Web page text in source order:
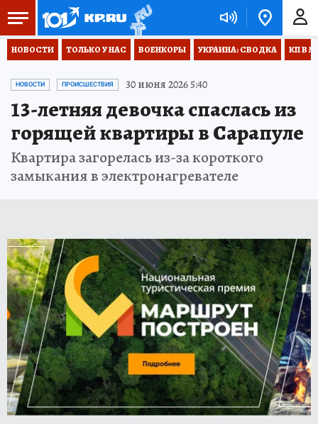
НОВОСТИ ТОЛЬКО У НАС ВОЕНКОРЫ УКРАИНА: СВОДКА КП В
НОВОСТИ ПРОИСШЕСТВИЯ 30 июня 2026 5:40
13-летняя девочка спаслась из
горящей квартиры в Сарапуле
Квартира загорелась из-за короткого
замыкания в электронагревателе